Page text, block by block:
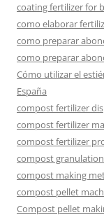
coating fertilizer for
como elaborar
como preparar
como preparar
Cómo utilizar el
España
compost fertilizer
compost fertilizer
compost fertilizer
compost
compost making
compost pellet
Compost pellet